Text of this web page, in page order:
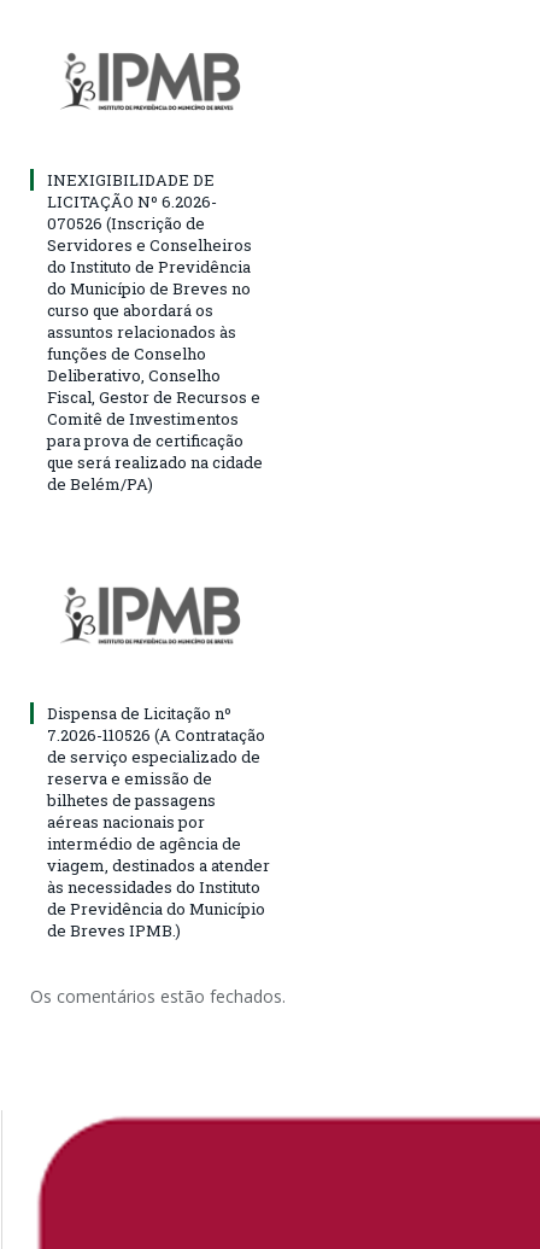
INEXIGIBILIDADE DE
LICITAÇÃO Nº 6.2026-
070526 (Inscrição de
Servidores e Conselheiros
do Instituto de Previdência
do Município de Breves no
curso que abordará os
assuntos relacionados às
funções de Conselho
Deliberativo, Conselho
Fiscal, Gestor de Recursos e
Comitê de Investimentos
para prova de certificação
que será realizado na cidade
de Belém/PA)
Dispensa de Licitação nº
7.2026-110526 (A Contratação
de serviço especializado de
reserva e emissão de
bilhetes de passagens
aéreas nacionais por
intermédio de agência de
viagem, destinados a atender
às necessidades do Instituto
de Previdência do Município
de Breves IPMB.)
Os comentários estão fechados.